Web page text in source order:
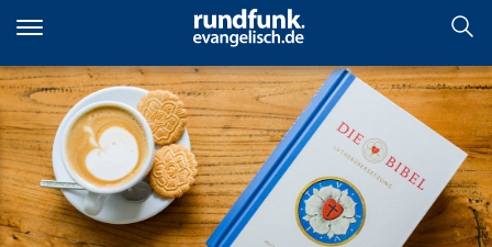
zum
Inhalt
Wort zum Tage